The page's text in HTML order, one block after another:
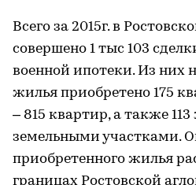
Всего за 2015г. в
совершено 1 тыс 103
военной ипотеки. Из них
жилья приобретено 175
– 815 квартир, а также
земельными участками.
приобретенного жилья
границах Ростовской